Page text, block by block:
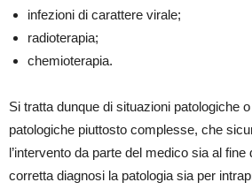
infezioni di carattere virale;
radioterapia;
chemioterapia.
Si tratta dunque di situazioni patologiche
patologiche piuttosto complesse, che
l’intervento da parte del medico sia al
corretta diagnosi la patologia sia per